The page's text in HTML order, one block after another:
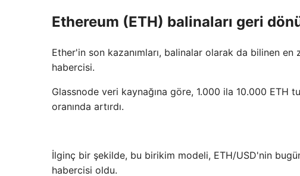
Ethereum (ETH) balinaları geri
Ether'in son kazanımları, balinalar olarak da bilinen en
habercisi.
Glassnode veri kaynağına göre, 1.000 ila 10.000 ETH
oranında artırdı.
İlginç bir şekilde, bu birikim modeli, ETH/USD'nin
habercisi oldu.